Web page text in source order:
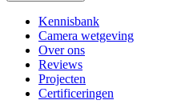
Kennisbank
Camera wetgeving
Over ons
Reviews
Projecten
Certificeringen